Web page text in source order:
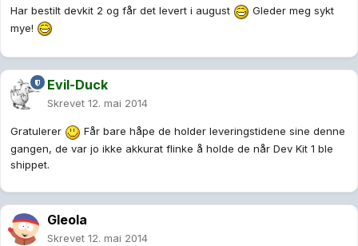
Har bestilt devkit 2 og får det levert i august
Gleder meg sykt
mye!
Evil-Duck
Skrevet 12. mai 2014
Gratulerer
Får bare håpe de holder leveringstidene sine denne
gangen, de var jo ikke akkurat flinke å holde de når Dev Kit 1 ble
shippet.
Gleola
Skrevet 12. mai 2014